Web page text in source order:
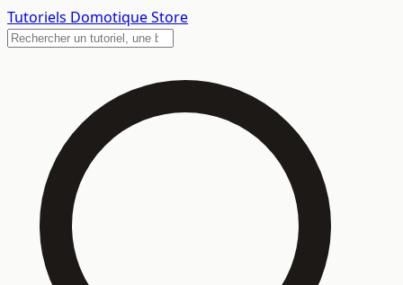
Tutoriels Domotique Store